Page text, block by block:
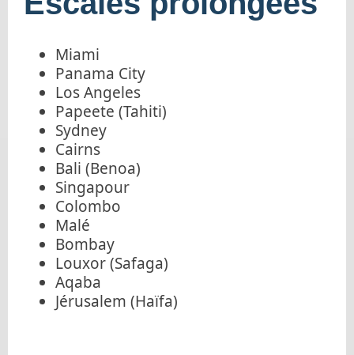
Miami
Panama City
Los Angeles
Papeete (Tahiti)
Sydney
Cairns
Bali (Benoa)
Singapour
Colombo
Malé
Bombay
Louxor (Safaga)
Aqaba
Jérusalem (Haïfa)